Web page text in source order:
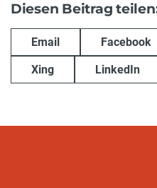
Diesen Beitrag
Email Facebook
Xing LinkedIn